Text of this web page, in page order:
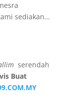
sediakan…
serendah
Buat